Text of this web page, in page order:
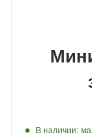
В наличии: